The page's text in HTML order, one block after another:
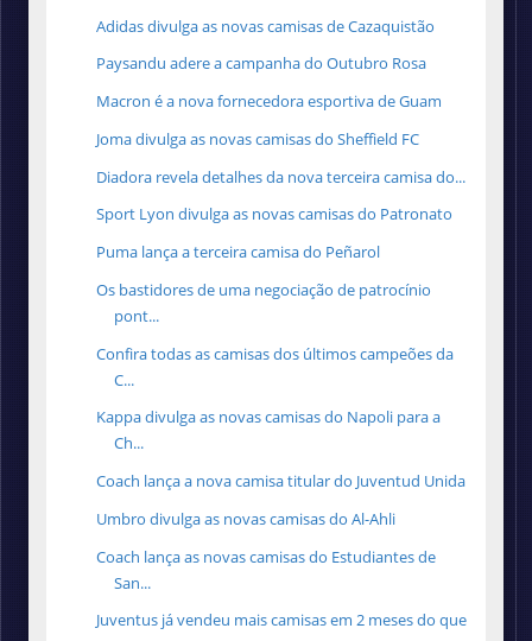
Adidas divulga as novas camisas de Cazaquistão
Paysandu adere a campanha do Outubro Rosa
Macron é a nova fornecedora esportiva de Guam
Joma divulga as novas camisas do Sheffield FC
Diadora revela detalhes da nova terceira camisa do...
Sport Lyon divulga as novas camisas do Patronato
Puma lança a terceira camisa do Peñarol
Os bastidores de uma negociação de patrocínio
pont...
Confira todas as camisas dos últimos campeões da
C...
Kappa divulga as novas camisas do Napoli para a
Ch...
Coach lança a nova camisa titular do Juventud Unida
Umbro divulga as novas camisas do Al-Ahli
Coach lança as novas camisas do Estudiantes de
San...
Juventus já vendeu mais camisas em 2 meses do que